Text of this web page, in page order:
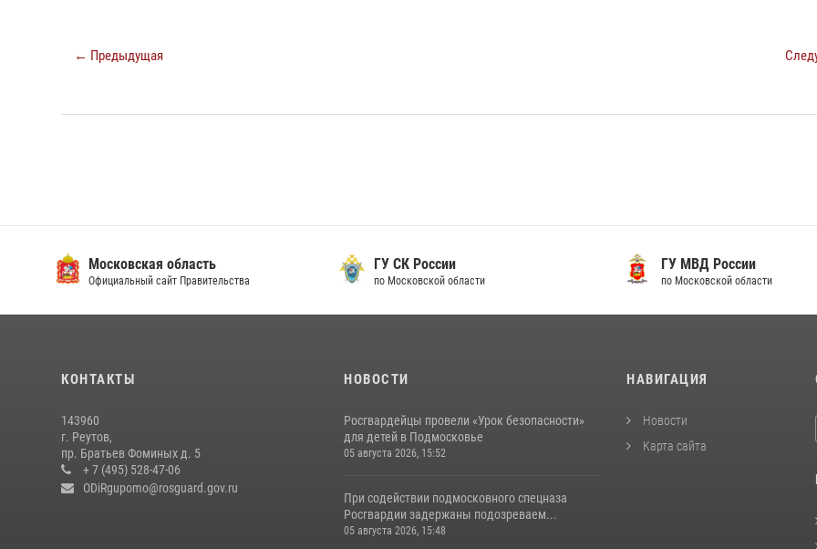
← Предыдущая
Московская область
Официальный сайт Правительства
ГУ СК России
по Московской области
ГУ МВД России
по Московской области
КОНТАКТЫ
143960
г. Реутов,
пр. Братьев Фоминых д. 5
+ 7 (495) 528-47-06
ODiRgupomo@rosguard.gov.ru
НОВОСТИ
Росгвардейцы провели «Урок безопасности»
для детей в Подмосковье
05 августа 2026, 15:52
При содействии подмосковного спецназа
Росгвардии задержаны подозреваем...
05 августа 2026, 15:48
НАВИГАЦИЯ
Новости
Карта сайта